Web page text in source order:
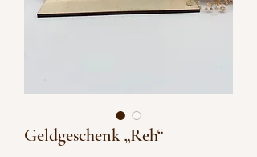
Geldgeschenk „Reh“